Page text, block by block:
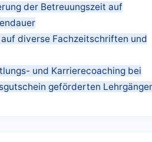
der Betreuungszeit auf
diverse Fachzeitschriften und
und Karrierecoaching bei
geförderten